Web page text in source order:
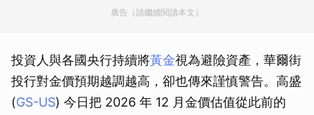
廣告（請繼續閱讀本文）
投資人與各國央行持續將黃金視為避險資產，華爾街
投行對金價預期越調越高，卻也傳來謹慎警告。高盛
(GS-US) 今日把 2026 年 12 月金價估值從此前的